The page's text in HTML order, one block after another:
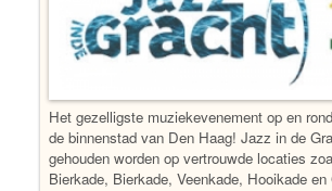
Het gezelligste muziekevenement op en
de binnenstad van Den Haag! Jazz in de
gehouden worden op vertrouwde locaties
Bierkade, Bierkade, Veenkade, Hooikade